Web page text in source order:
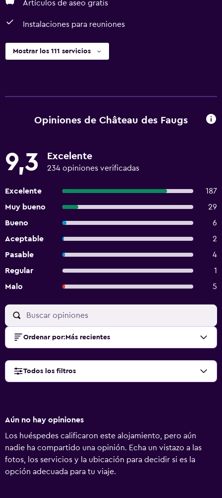
Artículos de aseo gratis
Instalaciones para reuniones
Mostrar los 111 servicios
Opiniones de Château des Faugs
9,3 Excelente
234 opiniones verificadas
Excelente
187
Muy bueno
29
Bueno
6
Aceptable
2
Pasable
4
Regular
1
Malo
5
Ordenar por: Más recientes
Todos los filtros
Aún no hay opiniones
Los huéspedes calificaron este alojamiento, pero aún
nadie ha compartido una opinión. Echa un vistazo a las
fotos, los servicios y la ubicación para decidir si es la
opción adecuada para tu viaje.